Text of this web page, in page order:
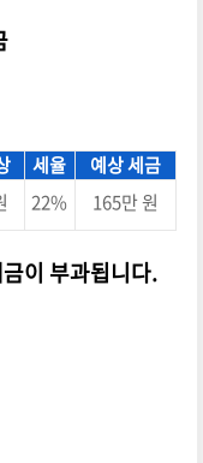
세율
예상 세금
22% 165만 원
이 부과됩니다.